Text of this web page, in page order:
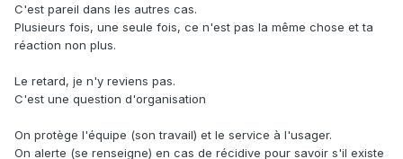
C'est pareil dans les autres cas.
Plusieurs fois, une seule fois, ce n'est pas la même chose et ta
réaction non plus.
Le retard, je n'y reviens pas.
C'est une question d'organisation
On protège l'équipe (son travail) et le service à l'usager.
On alerte (se renseigne) en cas de récidive pour savoir s'il existe